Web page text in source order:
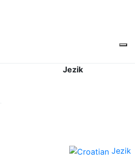
Jezik
Jezik